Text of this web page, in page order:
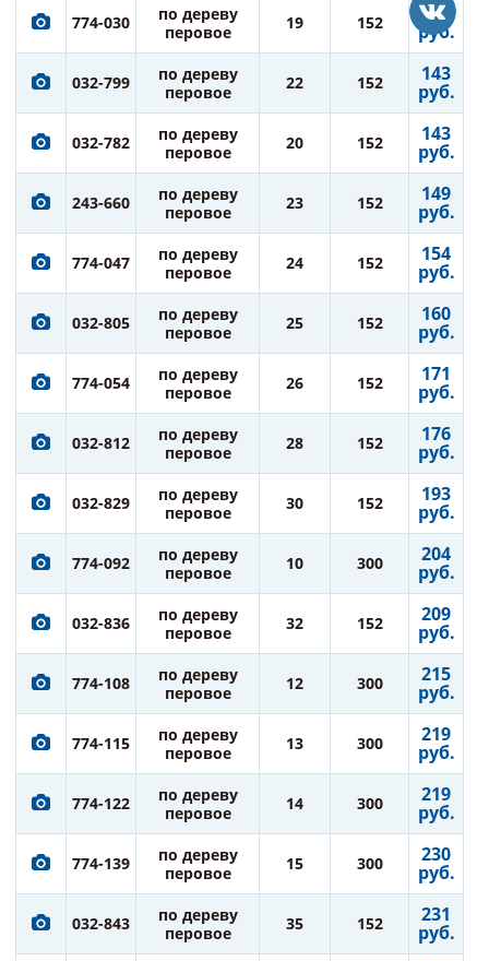
774-030
по дереву
перовое
19 152 138
руб.
032-799
по дереву
перовое
22 152 143
руб.
032-782
по дереву
перовое
20 152 143
руб.
243-660
по дереву
перовое
23 152 149
руб.
774-047
по дереву
перовое
24 152 154
руб.
032-805
по дереву
перовое
25 152 160
руб.
774-054
по дереву
перовое
26 152 171
руб.
032-812
по дереву
перовое
28 152 176
руб.
032-829
по дереву
перовое
30 152 193
руб.
774-092
по дереву
перовое
10 300 204
руб.
032-836
по дереву
перовое
32 152 209
руб.
774-108
по дереву
перовое
12 300 215
руб.
774-115
по дереву
перовое
13 300 219
руб.
774-122
по дереву
перовое
14 300 219
руб.
774-139
по дереву
перовое
15 300 230
руб.
032-843
по дереву
перовое
35 152 231
руб.